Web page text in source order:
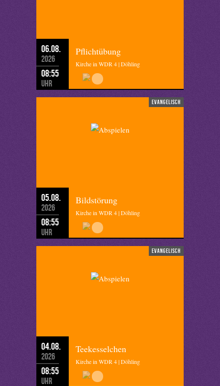
06.08.
2026
08:55
Uhr
Pflichtübung
Kirche in WDR 4 | Döhling
evangelisch
05.08.
2026
08:55
Uhr
Bildstörung
Kirche in WDR 4 | Döhling
evangelisch
04.08.
2026
08:55
Uhr
Teekesselchen
Kirche in WDR 4 | Döhling